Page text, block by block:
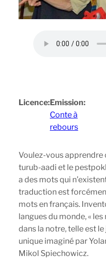
Licence:Emission:
Conte à
rebours
Voulez-vous apprendre
turub-aadi et le
a des mots qui
traduction est
mots en français.
langues du monde, «
dans la notre, telle est
unique imaginé par
Mikol Spiechowicz.